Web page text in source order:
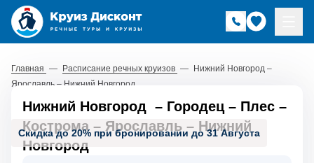
Главная — Расписание речных круизов — Нижний Новгород –
Ярославль – Нижний Новгород
Скидка до 20% при бронировании до 31 Августа
Нижний Новгород – Городец– Плес –
Кострома– Ярославль – Нижний
Новгород